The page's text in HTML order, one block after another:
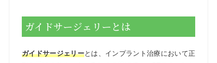
ガイドサージェリーとは
ガイドサージェリーとは、インプラント治療において正